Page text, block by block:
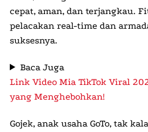
cepat, aman, dan terjangkau.
pelacakan real-time dan
suksesnya.
Baca Juga
Link Video Mia TikTok Viral
yang Menghebohkan!
Gojek, anak usaha GoTo, tak